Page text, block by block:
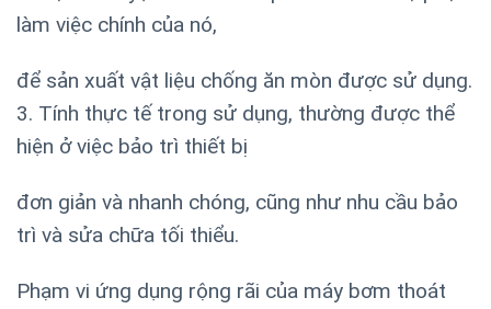
làm việc chính của nó,
để sản xuất vật liệu chống ăn mòn được sử dụng.
3. Tính thực tế trong sử dụng, thường được thể
hiện ở việc bảo trì thiết bị
đơn giản và nhanh chóng, cũng như nhu cầu bảo
trì và sửa chữa tối thiểu.
Phạm vi ứng dụng rộng rãi của máy bơm thoát